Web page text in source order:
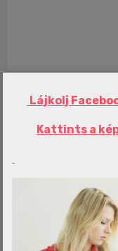
Erotika Blogok
Trükkös
az emberi
Lájkolj
Kattints a